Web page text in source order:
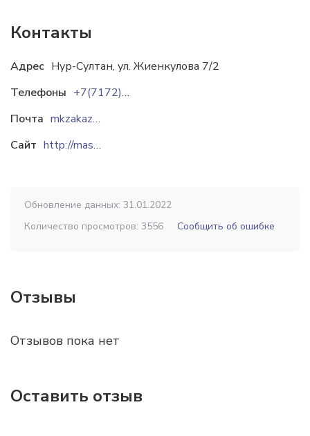
Контакты
Адрес Нур-Султан, ул. Жиенкулова 7/2
Телефоны
+7(7172) 43 33 03
Почта
mkzakaz@maskon.kz
Сайт
http://maskon.kz
Обновление данных: 31.01.2022
Количество просмотров: 3556
Сообщить об ошибке
Отзывы
Отзывов пока нет
Оставить отзыв